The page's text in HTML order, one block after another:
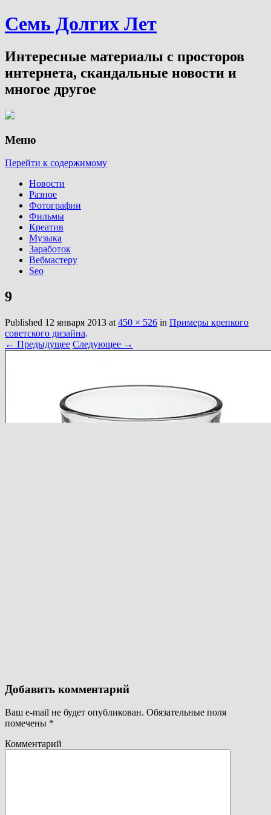
Семь Долгих Лет
Интересные материалы с просторов
интернета, скандальные новости и
многое другое
Меню
Перейти к содержимому
Новости
Разное
Фотографии
Фильмы
Креатив
Музыка
Заработок
Вебмастеру
Seo
9
Published 12 января 2013 at 450 × 526 in Примеры крепкого
советского дизайна.
← Предыдущее Следующее →
Добавить комментарий
Ваш e-mail не будет опубликован. Обязательные поля
помечены *
Комментарий